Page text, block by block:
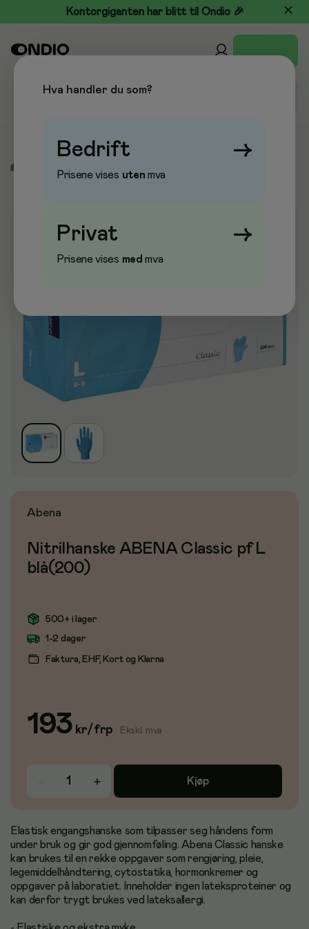
Kontorgiganten har blitt til Ondio 🎉
Abena
Nitrilhanske ABENA Classic pf L
blå(200)
500+ i lager
1-2 dager
Faktura, EHF, Kort og Klarna
193 kr/frp Ekskl. mva
Kjøp
Elastisk engangshanske som tilpasser seg håndens form
under bruk og gir god gjennomføling. Abena Classic hanske
kan brukes til en rekke oppgaver som rengjøring, pleie,
legemiddelhåndtering, cytostatika, hormonkremer og
oppgaver på laboratiet. Inneholder ingen lateksproteiner og
kan derfor trygt brukes ved lateksallergi.
Hva handler du som?
Bedrift →
Prisene vises uten mva
Privat →
Prisene vises med mva